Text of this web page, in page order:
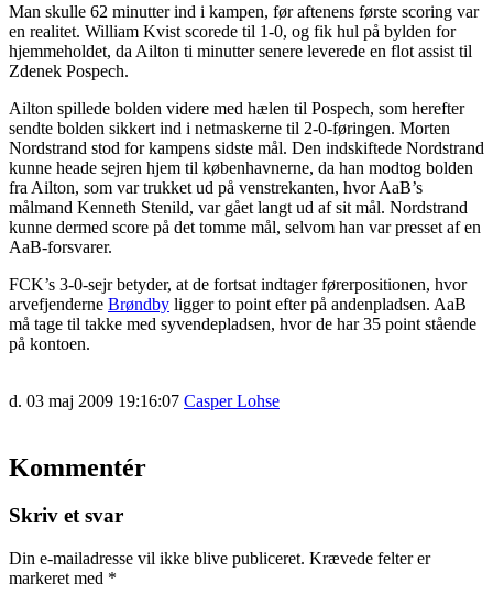
Man skulle 62 minutter ind i kampen, før aftenens første scoring var
en realitet. William Kvist scorede til 1-0, og fik hul på bylden for
hjemmeholdet, da Ailton ti minutter senere leverede en flot assist til
Zdenek Pospech.
Ailton spillede bolden videre med hælen til Pospech, som herefter
sendte bolden sikkert ind i netmaskerne til 2-0-føringen. Morten
Nordstrand stod for kampens sidste mål. Den indskiftede Nordstrand
kunne heade sejren hjem til københavnerne, da han modtog bolden
fra Ailton, som var trukket ud på venstrekanten, hvor AaB’s
målmand Kenneth Stenild, var gået langt ud af sit mål. Nordstrand
kunne dermed score på det tomme mål, selvom han var presset af en
AaB-forsvarer.
FCK’s 3-0-sejr betyder, at de fortsat indtager førerpositionen, hvor
arvefjenderne Brøndby ligger to point efter på andenpladsen. AaB
må tage til takke med syvendepladsen, hvor de har 35 point stående
på kontoen.
d. 03 maj 2009 19:16:07 Casper Lohse
Kommentér
Skriv et svar
Din e-mailadresse vil ikke blive publiceret. Krævede felter er
markeret med *